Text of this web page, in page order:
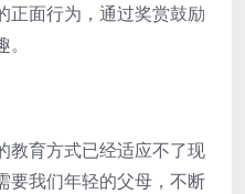
正面行为，通过奖赏鼓励
教育方式已经适应不了现
要我们年轻的父母，不断